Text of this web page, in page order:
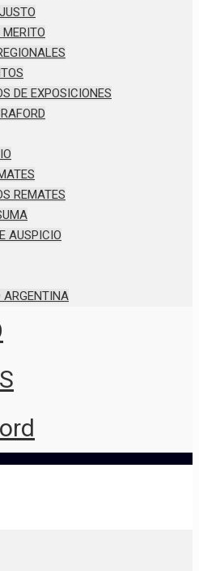
DE EXPOSICIONES
REMATES
AUSPICIO
ARGENTINA